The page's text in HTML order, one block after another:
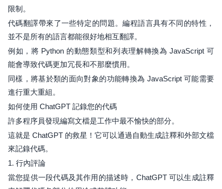
限制。
代碼翻譯帶來了一些特定的問題。編程語言具有不同的特性，
並不是所有的語言都能很好地相互翻譯。
例如，將 Python 的動態類型和列表理解轉換為 JavaScript 可
能會導致代碼更加冗長和不那麼慣用。
同樣，將基於類的面向對象的功能轉換為 JavaScript 可能需要
進行重大重組。
如何使用 ChatGPT 記錄您的代碼
許多程序員發現編寫文檔是工作中最不愉快的部分。
這就是 ChatGPT 的救星！它可以通過自動生成註釋和外部文檔
來記錄代碼。
1. 行內評論
當您提供一段代碼及其作用的描述時，ChatGPT 可以生成註釋